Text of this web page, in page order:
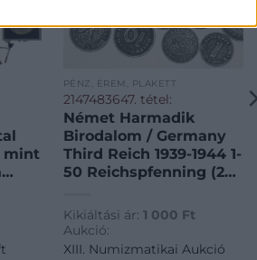
mint
PÉNZ, ÉREM, PLAKETT
2147483647. tétel:
Német Harmadik
Birodalom / Germany
Third Reich 1939-1944 1-
50 Reichspfenning (20
T/C:MIX
Kikiáltási ár: 1 000 Ft
Aukció:
XIII. Numizmatikai Aukció